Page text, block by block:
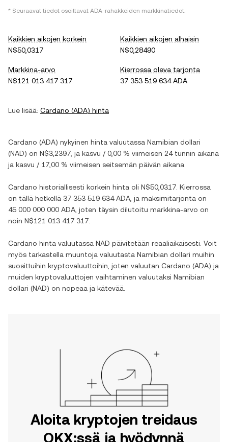
* Seuraavat tiedot osoittavat ADA-rahakkeiden markkinatiedot.
Kaikkien aikojen korkein
N$50,0317
Kaikkien aikojen alhaisin
N$0,28490
Markkina-arvo
N$121 013 417 317
Kierrossa oleva tarjonta
37 353 519 634 ADA
Lue lisää: Cardano (ADA) hinta
Cardano (ADA) nykyinen hinta valuutassa Namibian dollari
(NAD) on N$3,2397 , ja kasvu / 0,00 % viimeisen 24 tunnin aikana
ja kasvu / 17,00 % viimeisen seitsemän päivän aikana.
Cardano historiallisesti korkein hinta oli N$50,0317 . Kierrossa
on tällä hetkellä 37 353 519 634 ADA , ja maksimitarjonta on
45 000 000 000 ADA , joten täysin dilutoitu markkina-arvo on
noin N$121 013 417 317
Cardano hinta valuutassa NAD päivitetään reaaliaikaisesti. Voit
myös tarkastella muuntoja valuutasta Namibian dollari muihin
suosittuihin kryptovaluuttoihin, joten valuutan Cardano (ADA) ja
muiden kryptovaluuttojen vaihtaminen valuutaksi Namibian
dollari (NAD) on nopeaa ja kätevää.
Aloita kryptojen treidaus
OKX:ssä ja hyödynnä